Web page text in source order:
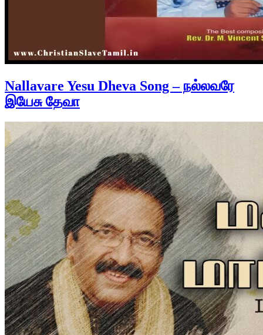
Nallavare Yesu Dheva Song – நல்லவரே
இயேசு தேவா